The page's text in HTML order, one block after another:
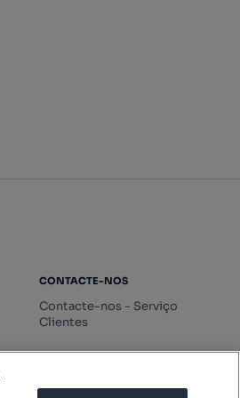
CONTACTE-NOS
Contacte-nos - Serviço
Clientes